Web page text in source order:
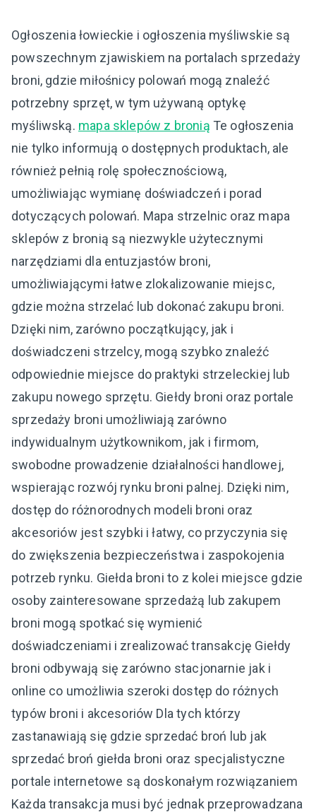
Ogłoszenia łowieckie i ogłoszenia myśliwskie są
powszechnym zjawiskiem na portalach sprzedaży
broni, gdzie miłośnicy polowań mogą znaleźć
potrzebny sprzęt, w tym używaną optykę
myśliwską. mapa sklepów z bronią Te ogłoszenia
nie tylko informują o dostępnych produktach, ale
również pełnią rolę społecznościową,
umożliwiając wymianę doświadczeń i porad
dotyczących polowań. Mapa strzelnic oraz mapa
sklepów z bronią są niezwykle użytecznymi
narzędziami dla entuzjastów broni,
umożliwiającymi łatwe zlokalizowanie miejsc,
gdzie można strzelać lub dokonać zakupu broni.
Dzięki nim, zarówno początkujący, jak i
doświadczeni strzelcy, mogą szybko znaleźć
odpowiednie miejsce do praktyki strzeleckiej lub
zakupu nowego sprzętu. Giełdy broni oraz portale
sprzedaży broni umożliwiają zarówno
indywidualnym użytkownikom, jak i firmom,
swobodne prowadzenie działalności handlowej,
wspierając rozwój rynku broni palnej. Dzięki nim,
dostęp do różnorodnych modeli broni oraz
akcesoriów jest szybki i łatwy, co przyczynia się
do zwiększenia bezpieczeństwa i zaspokojenia
potrzeb rynku. Giełda broni to z kolei miejsce gdzie
osoby zainteresowane sprzedażą lub zakupem
broni mogą spotkać się wymienić
doświadczeniami i zrealizować transakcję Giełdy
broni odbywają się zarówno stacjonarnie jak i
online co umożliwia szeroki dostęp do różnych
typów broni i akcesoriów Dla tych którzy
zastanawiają się gdzie sprzedać broń lub jak
sprzedać broń giełda broni oraz specjalistyczne
portale internetowe są doskonałym rozwiązaniem
Każda transakcja musi być jednak przeprowadzana